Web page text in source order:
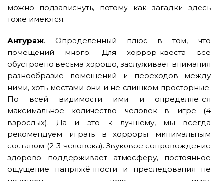
можно подзависнуть, потому как загадки здесь
тоже имеются.
Антураж. Определённый плюс в том, что
помещений много. Для хоррор-квеста всё
обустроено весьма хорошо, заслуживает внимания
разнообразие помещений и переходов между
ними, хоть местами они и не слишком просторные.
По всей видимости ими и определяется
максимальное количество человек в игре (4
взрослых). Да и это к лучшему, мы всегда
рекомендуем играть в хорроры минимальным
составом (2-3 человека). Звуковое сопровождение
здорово поддерживает атмосферу, постоянное
ощущение напряжённости и преследования не